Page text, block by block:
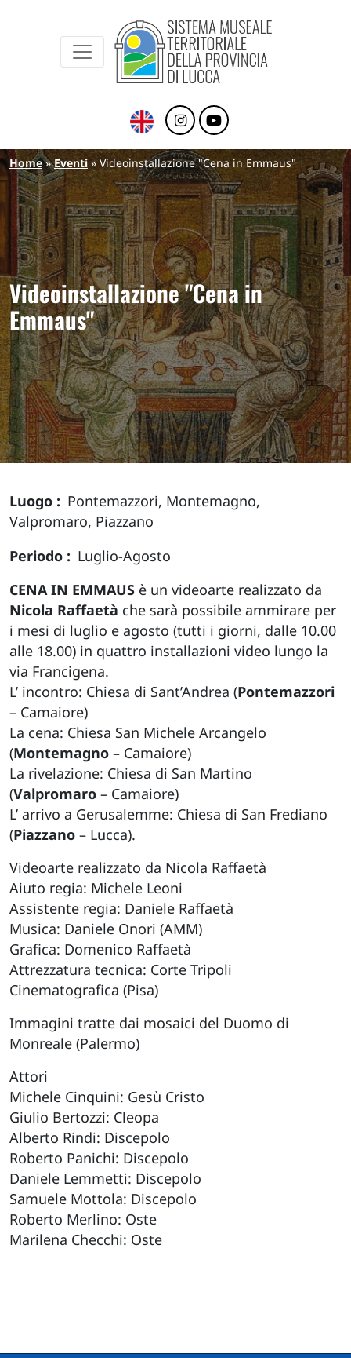
Sistema Museale Territoriale della
Briciole di pane
Home Eventi Videoinstallazione "Cena in Emmaus"
Videoinstallazione "Cena in
Emmaus"
Luogo
Pontemazzori, Montemagno,
Valpromaro, Piazzano
Periodo
Luglio-Agosto
CENA IN EMMAUS è un videoarte realizzato da
Nicola Raffaetà che sarà possibile ammirare per
i mesi di luglio e agosto (tutti i giorni, dalle 10.00
alle 18.00) in quattro installazioni video lungo la
via Francigena.
L’ incontro: Chiesa di Sant’Andrea (Pontemazzori
– Camaiore)
La cena: Chiesa San Michele Arcangelo
(Montemagno – Camaiore)
La rivelazione: Chiesa di San Martino
(Valpromaro – Camaiore)
L’ arrivo a Gerusalemme: Chiesa di San Frediano
(Piazzano – Lucca).
Videoarte realizzato da Nicola Raffaetà
Aiuto regia: Michele Leoni
Assistente regia: Daniele Raffaetà
Musica: Daniele Onori (AMM)
Grafica: Domenico Raffaetà
Attrezzatura tecnica: Corte Tripoli
Cinematografica (Pisa)
Immagini tratte dai mosaici del Duomo di
Monreale (Palermo)
Attori
Michele Cinquini: Gesù Cristo
Giulio Bertozzi: Cleopa
Alberto Rindi: Discepolo
Roberto Panichi: Discepolo
Daniele Lemmetti: Discepolo
Samuele Mottola: Discepolo
Roberto Merlino: Oste
Marilena Checchi: Oste